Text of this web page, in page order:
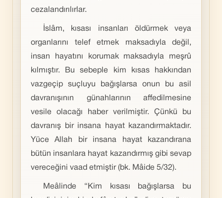
cezalandırılırlar.
İslâm, kısası insanları öldürmek veya
organlarını telef etmek maksadıyla değil,
insan hayatını korumak maksadıyla meşrû
kılmıştır. Bu sebeple kim kısas hakkından
vazgeçip suçluyu bağışlarsa onun bu asil
davranışının günahlarının affedilmesine
vesile olacağı haber verilmiştir. Çünkü bu
davranış bir insana hayat kazandırmaktadır.
Yüce Allah bir insana hayat kazandırana
bütün insanlara hayat kazandırmış gibi sevap
vereceğini vaad etmiştir (bk. Mâide 5/32).
Meâlinde “Kim kısası bağışlarsa bu